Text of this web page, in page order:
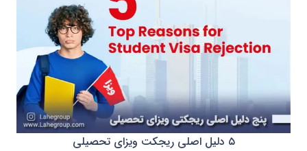
۵ دلیل اصلی ریجکت ویزای تحصیلی